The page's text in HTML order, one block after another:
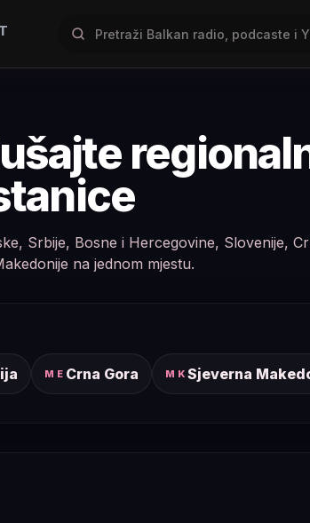
Srbije, Bosne i Hercegovine, Slovenije,
na jednom mjestu.
ME Crna Gora MKSjeverna